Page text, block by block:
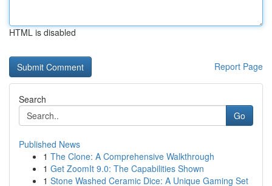
HTML is disabled
Report Page
Search
Go
Published News
1 The Clone: A Comprehensive Walkthrough
1 Get ZoomIt 9.0: The Capabilities Shown
1 Stone Washed Ceramic Dice: A Unique Gaming Set